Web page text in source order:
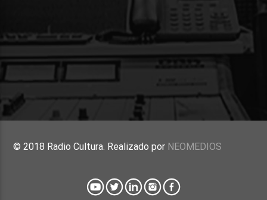
© 2018 Radio Cultura. Realizado por NEOMEDIOS